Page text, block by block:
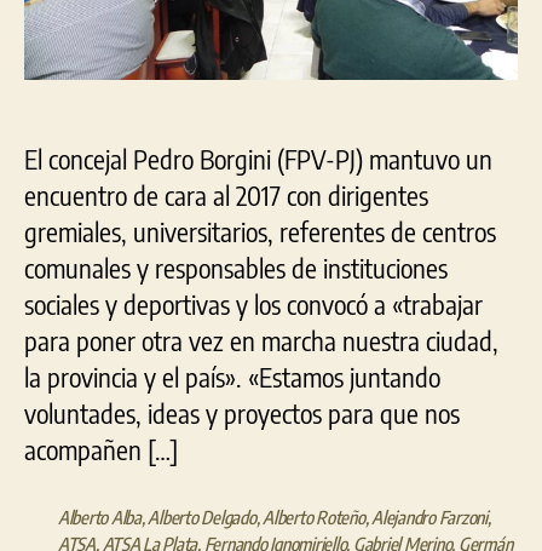
El concejal Pedro Borgini (FPV-PJ) mantuvo un
encuentro de cara al 2017 con dirigentes
gremiales, universitarios, referentes de centros
comunales y responsables de instituciones
sociales y deportivas y los convocó a «trabajar
para poner otra vez en marcha nuestra ciudad,
la provincia y el país». «Estamos juntando
voluntades, ideas y proyectos para que nos
acompañen […]
Alberto Alba,Alberto Delgado,Alberto Roteño,Alejandro Farzoni,
ATSA, ATSA La Plata, Fernando Ignomiriello, Gabriel Merino, Germán